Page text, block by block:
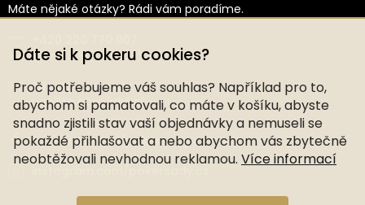
Dáte si k pokeru cookies?
Proč potřebujeme váš souhlas? Například pro to,
abychom si pamatovali, co máte v košíku, abyste
snadno zjistili stav vaší objednávky a nemuseli se
pokaždé přihlašovat a nebo abychom vás zbytečně
neobtěžovali nevhodnou reklamou. Více informací
Máte nějaké otázky? Rádi vám poradíme.
(Po–Pá: 8:30–16:00)
info@pokersady.cz
napište nám kdykoliv
facebook.com/pokersady.cz